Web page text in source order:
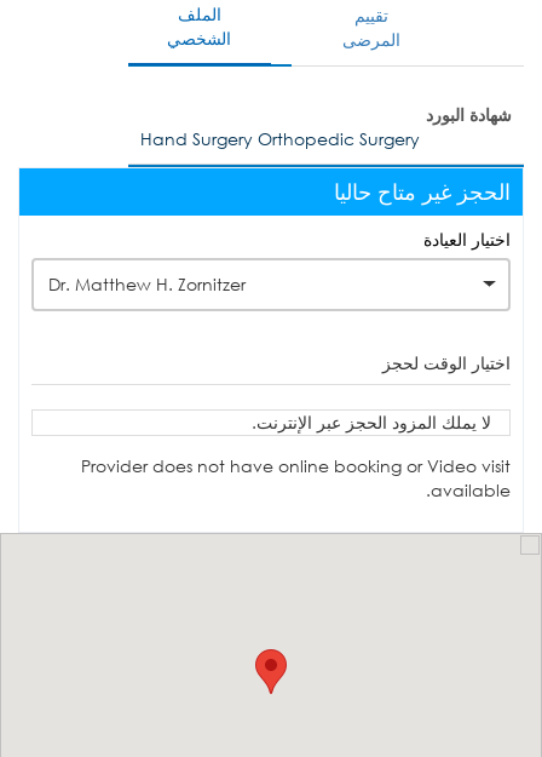
الملف
الشخصي
تقييم
المرضى
شهادة البورد
Hand Surgery Orthopedic Surgery
الحجز غير متاح حاليا
اختيار العيادة
Dr. Matthew H. Zornitzer
اختيار الوقت لحجز
لا يملك المزود الحجز عبر الإنترنت.
Provider does not have online booking or Video visit
available.